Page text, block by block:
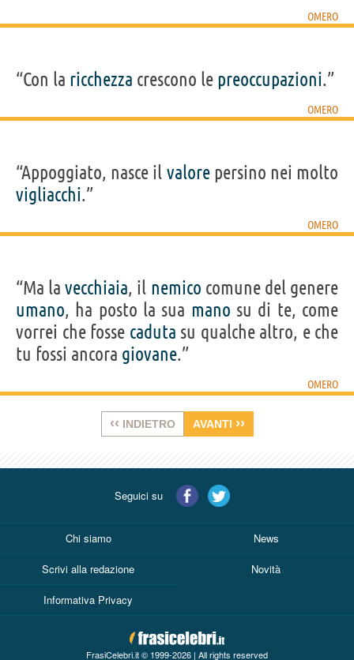
OMERO
“Con la ricchezza crescono le preoccupazioni.”
OMERO
“Appoggiato, nasce il valorepersino nei molto
vigliacchi.”
OMERO
“Ma lavecchiaia, il nemico comune del genere
umano, ha posto la sua mano su di te, come
vorrei che fosse caduta su qualche altro, e che
tu fossi ancora giovane.”
OMERO
‹‹ INDIETRO AVANTI ››
Seguici su
Chi siamo News
Scrivi alla redazione Novità
Informativa Privacy
FrasiCelebri.it © 1999-2026 | All rights reserved